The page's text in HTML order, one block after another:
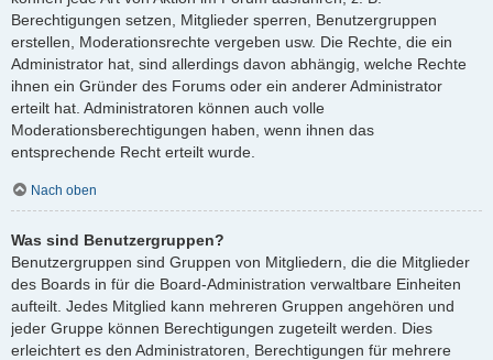
Berechtigungen setzen, Mitglieder sperren, Benutzergruppen
erstellen, Moderationsrechte vergeben usw. Die Rechte, die ein
Administrator hat, sind allerdings davon abhängig, welche Rechte
ihnen ein Gründer des Forums oder ein anderer Administrator
erteilt hat. Administratoren können auch volle
Moderationsberechtigungen haben, wenn ihnen das
entsprechende Recht erteilt wurde.
Nach oben
Was sind Benutzergruppen?
Benutzergruppen sind Gruppen von Mitgliedern, die die Mitglieder
des Boards in für die Board-Administration verwaltbare Einheiten
aufteilt. Jedes Mitglied kann mehreren Gruppen angehören und
jeder Gruppe können Berechtigungen zugeteilt werden. Dies
erleichtert es den Administratoren, Berechtigungen für mehrere